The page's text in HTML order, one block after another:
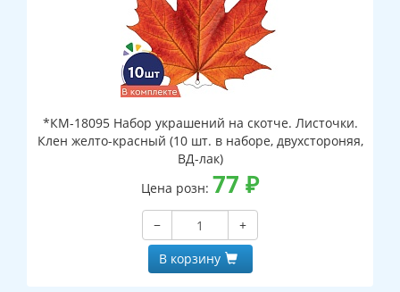
*КМ-18095 Набор украшений на скотче. Листочки.
Клен желто-красный (10 шт. в наборе, двухстороняя,
ВД-лак)
Цена розн: 77 ₽
−
+
В корзину